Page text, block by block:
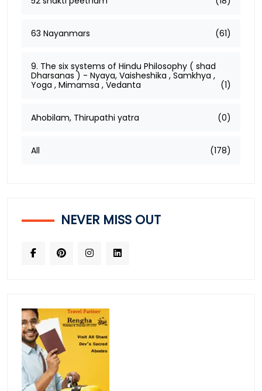
63 Nayanmars (61)
9. The six systems of Hindu Philosophy ( shad
Dharsanas ) - Nyaya, Vaisheshika , Samkhya ,
Yoga , Mimamsa , Vedanta
(1)
Ahobilam, Thirupathi yatra (0)
All (178)
NEVER MISS OUT